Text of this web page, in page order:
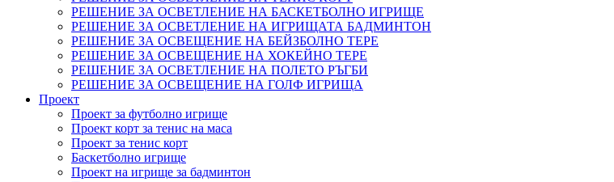
РЕШЕНИЕ ЗА ОСВЕТЛЕНИЕ НА БАСКЕТБОЛНО ИГРИЩЕ
РЕШЕНИЕ ЗА ОСВЕТЛЕНИЕ НА ИГРИЩАТА БАДМИНТОН
РЕШЕНИЕ ЗА ОСВЕЩЕНИЕ НА БЕЙЗБОЛНО ТЕРЕ
РЕШЕНИЕ ЗА ОСВЕЩЕНИЕ НА ХОКЕЙНО ТЕРЕ
РЕШЕНИЕ ЗА ОСВЕТЛЕНИЕ НА ПОЛЕТО РЪГБИ
РЕШЕНИЕ ЗА ОСВЕЩЕНИЕ НА ГОЛФ ИГРИЩА
Проект
Проект за футболно игрище
Проект корт за тенис на маса
Проект за тенис корт
Баскетболно игрище
Проект на игрище за бадминтон